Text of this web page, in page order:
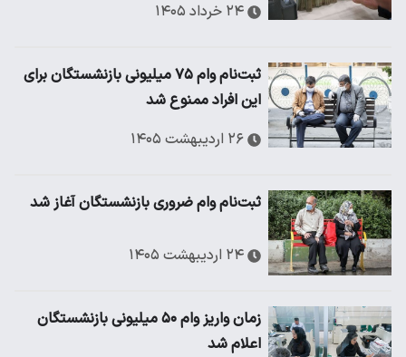
۲۴ خرداد ۱۴۰۵
ثبت‌نام وام ۷۵ میلیونی بازنشستگان برای
این افراد ممنوع شد
۲۶ اردیبهشت ۱۴۰۵
ثبت‌نام وام ضروری بازنشستگان آغاز شد
۲۴ اردیبهشت ۱۴۰۵
زمان واریز وام ۵۰ میلیونی بازنشستگان
اعلام شد